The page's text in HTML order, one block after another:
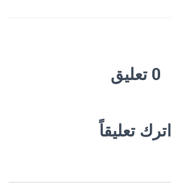
0 تعليق
اترك تعليقاً